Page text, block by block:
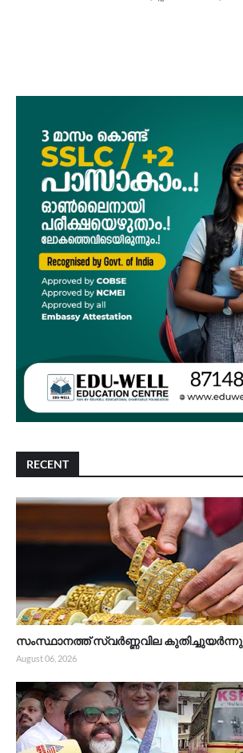
RECENT
സംസ്ഥാനത്ത് സ്വർണ്ണവില കുതിച്ചുയർന്നു
August 06, 2026